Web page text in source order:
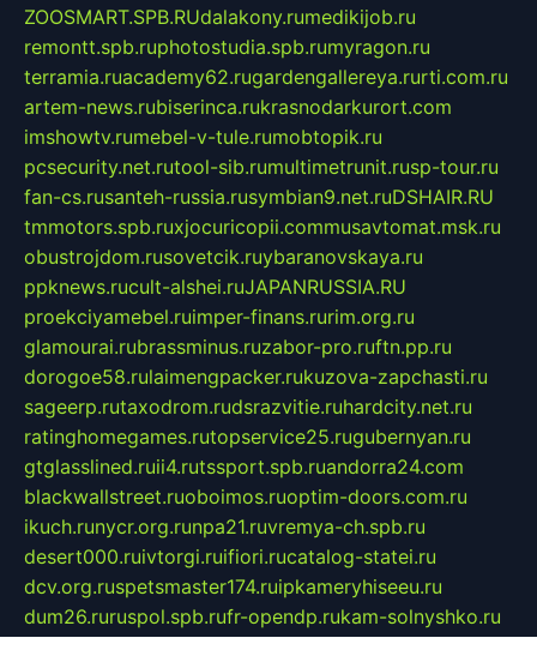
ZOOSMART.SPB.RUdalakony.rumedikijob.ru
remontt.spb.ruphotostudia.spb.rumyragon.ru
terramia.ruacademy62.rugardengallereya.rurti.com.ru
artem-news.rubiserinca.rukrasnodarkurort.com
imshowtv.rumebel-v-tule.rumobtopik.ru
pcsecurity.net.rutool-sib.rumultimetrunit.rusp-tour.ru
fan-cs.rusanteh-russia.rusymbian9.net.ruDSHAIR.RU
tmmotors.spb.ruxjocuricopii.commusavtomat.msk.ru
obustrojdom.rusovetcik.ruybaranovskaya.ru
ppknews.rucult-alshei.ruJAPANRUSSIA.RU
proekciyamebel.ruimper-finans.rurim.org.ru
glamourai.rubrassminus.ruzabor-pro.ruftn.pp.ru
dorogoe58.rulaimengpacker.rukuzova-zapchasti.ru
sageerp.rutaxodrom.rudsrazvitie.ruhardcity.net.ru
ratinghomegames.rutopservice25.rugubernyan.ru
gtglasslined.ruii4.rutssport.spb.ruandorra24.com
blackwallstreet.ruoboimos.ruoptim-doors.com.ru
ikuch.runycr.org.runpa21.ruvremya-ch.spb.ru
desert000.ruivtorgi.ruifiori.rucatalog-statei.ru
dcv.org.ruspetsmaster174.ruipkameryhiseeu.ru
dum26.ruruspol.spb.rufr-opendp.rukam-solnyshko.ru